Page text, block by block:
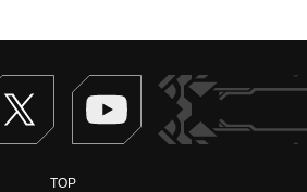
Twitter ヴァンガードch
TOP